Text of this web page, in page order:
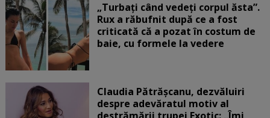
„Turbați când vedeți corpul ăsta”.
Rux a răbufnit după ce a fost
criticată că a pozat în costum de
baie, cu formele la vedere
Claudia Pătrășcanu, dezvăluiri
despre adevăratul motiv al